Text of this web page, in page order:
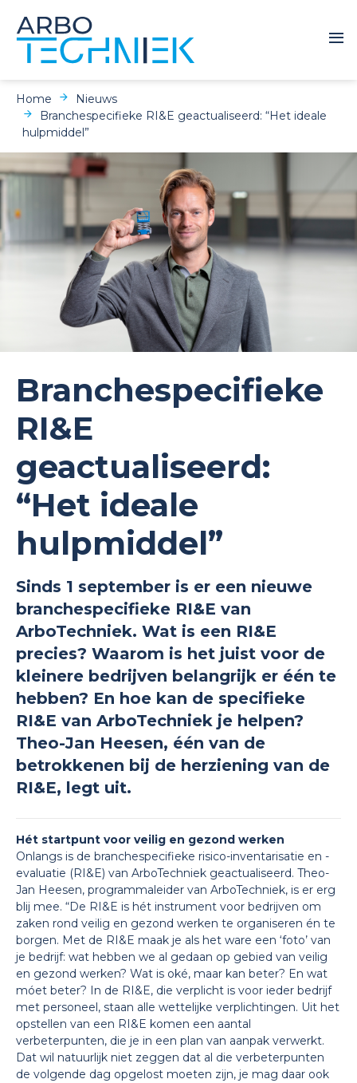
Home
Nieuws
Branchespecifieke RI&E geactualiseerd: “Het ideale
hulpmiddel”
Branchespecifieke
RI&E
geactualiseerd:
“Het ideale
hulpmiddel”
Sinds 1 september is er een nieuwe
branchespecifieke RI&E van
ArboTechniek. Wat is een RI&E
precies? Waarom is het juist voor de
kleinere bedrijven belangrijk er één te
hebben? En hoe kan de specifieke
RI&E van ArboTechniek je helpen?
Theo-Jan Heesen, één van de
betrokkenen bij de herziening van de
RI&E, legt uit.
Hét startpunt voor veilig en gezond werken
Onlangs is de branchespecifieke risico-inventarisatie en -
evaluatie (RI&E) van ArboTechniek geactualiseerd. Theo-
Jan Heesen, programmaleider van ArboTechniek, is er erg
blij mee. “De RI&E is hét instrument voor bedrijven om
zaken rond veilig en gezond werken te organiseren én te
borgen. Met de RI&E maak je als het ware een ‘foto’ van
je bedrijf: wat hebben we al gedaan op gebied van veilig
en gezond werken? Wat is oké, maar kan beter? En wat
móet beter? In de RI&E, die verplicht is voor ieder bedrijf
met personeel, staan alle wettelijke verplichtingen. Uit het
opstellen van een RI&E komen een aantal
verbeterpunten, die je in een plan van aanpak verwerkt.
Dat wil natuurlijk niet zeggen dat al die verbeterpunten
de volgende dag opgelost moeten zijn, je mag daar ook